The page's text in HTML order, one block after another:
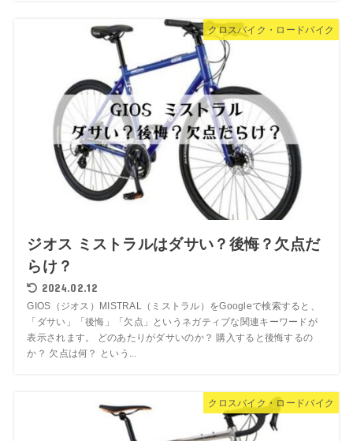
クロスバイク・ロードバイク
ジオス ミストラルはダサい？後悔？欠点だ
らけ？
2024.02.12
GIOS（ジオス）MISTRAL（ミストラル）をGoogleで検索すると、
「ダサい」「後悔」「欠点」というネガティブな関連キーワードが
表示されます。 どのあたりがダサいのか？ 購入すると後悔するの
か？ 欠点は何？ という...
クロスバイク・ロードバイク